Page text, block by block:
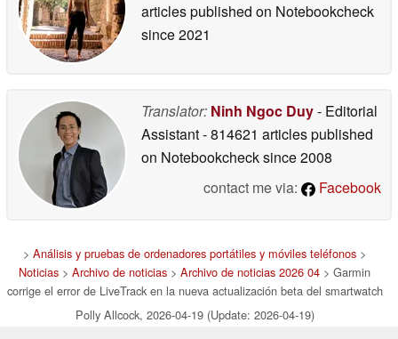
articles published on Notebookcheck
since 2021
Translator: Ninh Ngoc Duy- Editorial
Assistant- 814621 articles published
on Notebookchecksince 2008
contact me via:
Facebook
> Análisis y pruebas de ordenadores portátiles y móviles teléfonos >
Noticias > Archivo de noticias > Archivo de noticias 2026 04 > Garmin
corrige el error de LiveTrack en la nueva actualización beta del smartwatch
Polly Allcock, 2026-04-19 (Update: 2026-04-19)